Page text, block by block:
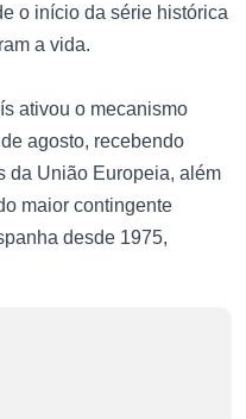
o início da série histórica
a vida.
ativou o mecanismo
agosto, recebendo
da União Europeia, além
maior contingente
desde 1975,